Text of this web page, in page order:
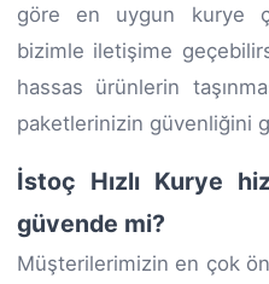
göre en uygun kurye
bizimle iletişime
hassas ürünlerin
paketlerinizin güvenliğini
İstoç Hızlı Kurye
güvende mi?
Müşterilerimizin en çok